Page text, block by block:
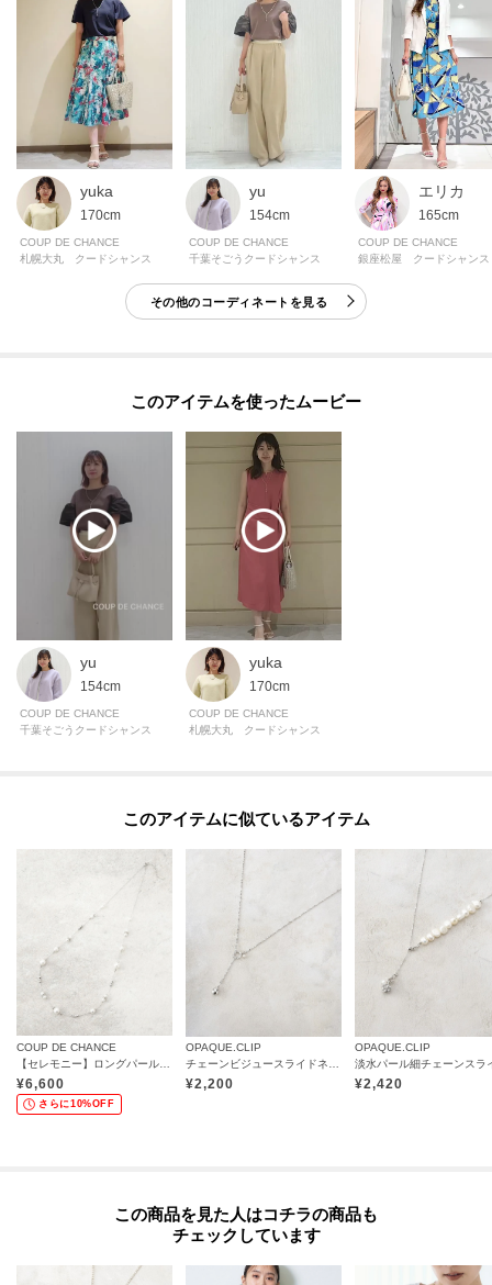
オンラインサイトの各アイテムにある「ハートマーク」をクリックして簡単
に追加できます！
【おすすめPOINT】
お得な情報をGETできます！！
POINT．1
再入荷通知や、値下げ情報・在庫状況をメルマガにてお知らせ♪
POINT．2
マイページでお気に入り一覧をチェックでき、自分だけのお買い物リストが
た、パソコン・スマートフォンなどの環境により、若干製品と画像のカラー
yuka
170cm
COUP DE CHANCE
札幌大丸 クードシャンス
yu
154cm
COUP DE CHANCE
千葉そごうクードシャンス
エリカ
165cm
COUP DE CHANCE
銀座松屋 クードシャンス
その他のコーディネートを見る
このアイテムを使ったムービー
yu
154cm
COUP DE CHANCE
千葉そごうクードシャンス
yuka
170cm
COUP DE CHANCE
札幌大丸 クードシャンス
このアイテムに似ているアイテム
COUP DE CHANCE
¥6,600
さらに10%OFF
OPAQUE.CLIP
¥2,200
OPAQUE.CLIP
¥2,420
この商品を見た人はコチラの商品も
チェックしています